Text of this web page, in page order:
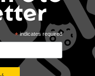
*indicates required